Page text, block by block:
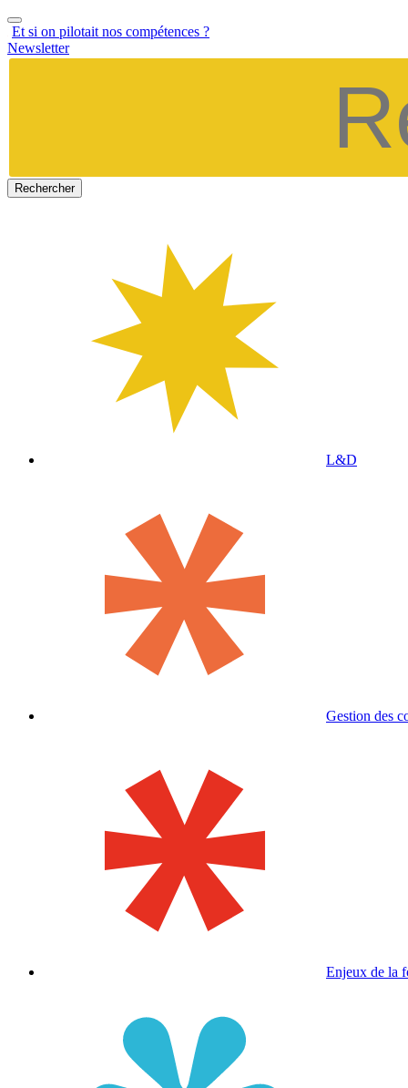
Aller
au
contenu
Et si on pilotait nos compétences ?
Newsletter
Rechercher :
L&D
Gestion des
Enjeux de la